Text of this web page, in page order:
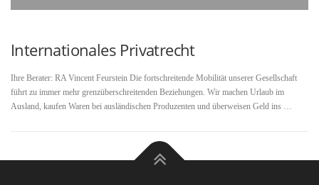
Internationales Privatrecht
Ihre Berater: RA Vincent Feurstein Die fortschreitende Mobilität unserer Gesellschaft
führt zu immer mehr grenzüberschreitenden Beziehungen. Wir machen Urlaub im
Ausland, kaufen Waren bei ausländischen Produzenten und überweisen Geld ins …